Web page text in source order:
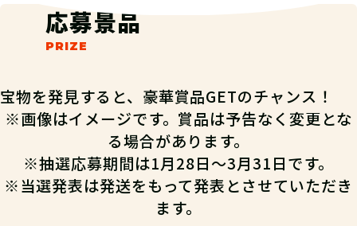
応募景品
宝物を発見すると、豪華賞品GETのチャンス！
※画像はイメージです。賞品は予告なく変更とな
る場合があります。
※抽選応募期間は1月28日～3月31日です。
※当選発表は発送をもって発表とさせていただき
ます。